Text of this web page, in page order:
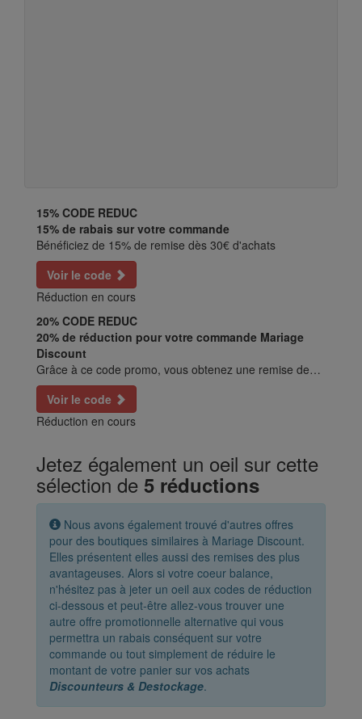
15% CODE REDUC
15% de rabais sur votre commande
Bénéficiez de 15% de remise dès 30€ d'achats
Voir le code
Réduction en cours
20% CODE REDUC
20% de réduction pour votre commande Mariage
Discount
Grâce à ce code promo, vous obtenez une remise de…
Voir le code
Réduction en cours
Jetez également un oeil sur cette
sélection de 5 réductions
Nous avons également trouvé d'autres offres
pour des boutiques similaires à Mariage Discount.
Elles présentent elles aussi des remises des plus
avantageuses. Alors si votre coeur balance,
n'hésitez pas à jeter un oeil aux codes de réduction
ci-dessous et peut-être allez-vous trouver une
autre offre promotionnelle alternative qui vous
permettra un rabais conséquent sur votre
commande ou tout simplement de réduire le
montant de votre panier sur vos achats
Discounteurs & Destockage.